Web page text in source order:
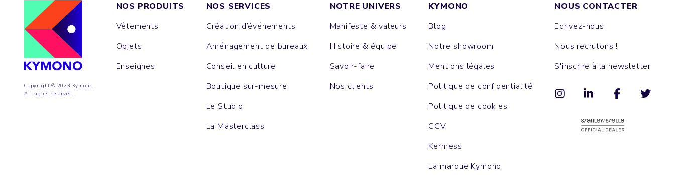
Copyright © 2023 Kymono.
All rights reserved.
NOS PRODUITS
Vêtements
Objets
Enseignes
NOS SERVICES
Création d’événements
Aménagement de bureaux
Conseil en culture
Boutique sur-mesure
Le Studio
La Masterclass
NOTRE UNIVERS
Manifeste & valeurs
Histoire & équipe
Savoir-faire
Nos clients
KYMONO
Blog
Notre showroom
Mentions légales
Politique de confidentialité
Politique de cookies
CGV
Kermess
La marque Kymono
NOUS CONTACTER
Ecrivez-nous
Nous recrutons !
S'inscrire à la newsletter